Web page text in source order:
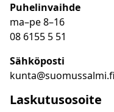
Puhelinvaihde
ma–pe 8–16
08 6155 5 51
Sähköposti
kunta@suomussalmi.fi
Laskutusosoite